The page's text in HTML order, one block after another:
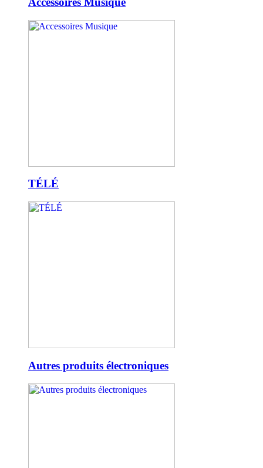
TÉLÉ
Autres produits électroniques